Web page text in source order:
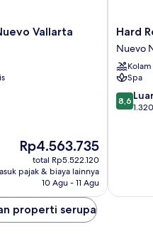
Vallarta
Harga
sekarang
Rp4.563.735
Rp4.563.735
total Rp5.522.120
pajak & biaya lainnya
10 Agu - 11 Agu
Hard
Rock
Hotel
Vallarta
-
All
Inclusive
Hard
Nuevo
Spa
8.6
dari
8,6
properti serupa